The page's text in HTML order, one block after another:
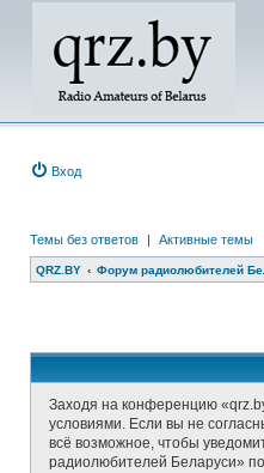
Вход
Темы без ответов | Активные темы
QRZ.BY Форум радиолюбителей
Заходя на конференцию
условиями. Если вы не
всё возможное, чтобы
радиолюбителей Беларуси»